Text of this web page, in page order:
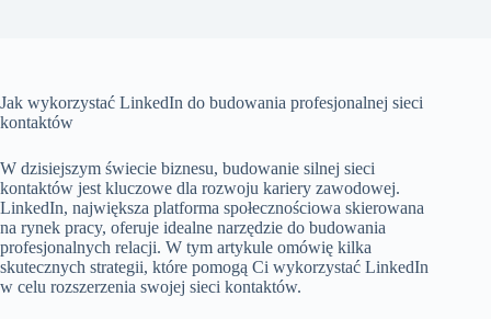
Jak wykorzystać LinkedIn do budowania profesjonalnej sieci
kontaktów
W dzisiejszym świecie biznesu, budowanie silnej sieci
kontaktów jest kluczowe dla rozwoju kariery zawodowej.
LinkedIn, największa platforma społecznościowa skierowana
na rynek pracy, oferuje idealne narzędzie do budowania
profesjonalnych relacji. W tym artykule omówię kilka
skutecznych strategii, które pomogą Ci wykorzystać LinkedIn
w celu rozszerzenia swojej sieci kontaktów.